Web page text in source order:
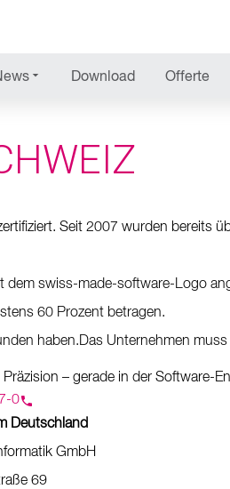
Download Offerte
Seit 2007 wurden bereits
dem swiss-made-software-Logo
60 Prozent betragen.
haben.Das Unternehmen
– gerade in der Software-
0
Deutschland
GmbH
69